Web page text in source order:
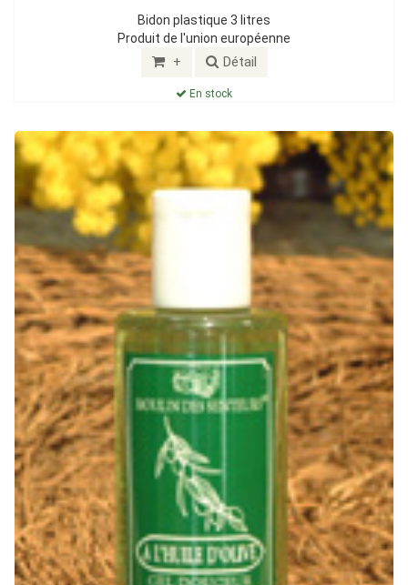
Bidon plastique 3 litres
Produit de l'union européenne
+ Détail
En stock